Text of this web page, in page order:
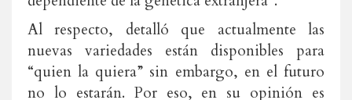
Al respecto, detalló que actualmente las
nuevas variedades están disponibles para
“quien la quiera” sin embargo, en el futuro
no lo estarán. Por eso, en su opinión es